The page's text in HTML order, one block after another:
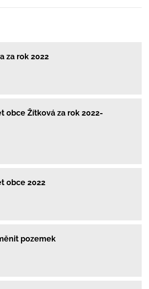
za rok 2022
obce Žítková za rok 2022-
obce 2022
pozemek